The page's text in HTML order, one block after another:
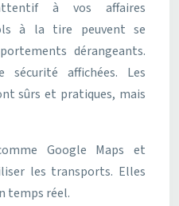
à vos affaires
à la tire peuvent se
dérangeants.
sécurité affichées. Les
sûrs et pratiques, mais
Google Maps et
les transports. Elles
temps réel.